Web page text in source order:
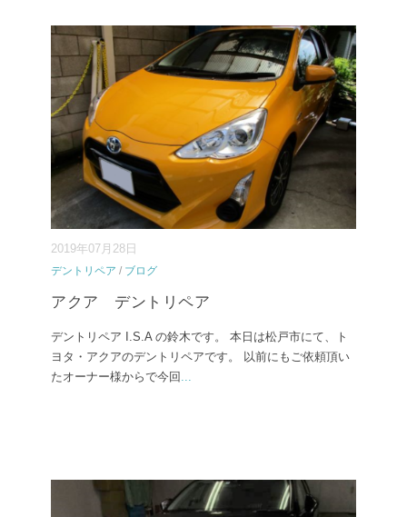
2019年07月28日
デントリペア / ブログ
アクア デントリペア
デントリペア I.S.A の鈴木です。 本日は松戸市にて、ト
ヨタ・アクアのデントリペアです。 以前にもご依頼頂い
たオーナー様からで今回 ...